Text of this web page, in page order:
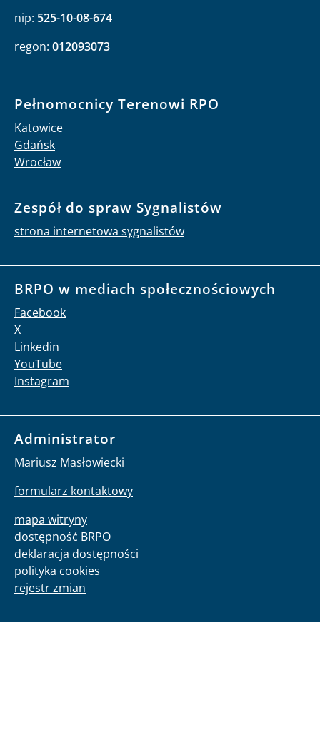
nip: 525-10-08-674
regon: 012093073
Pełnomocnicy Terenowi RPO
Katowice
Gdańsk
Wrocław
Zespół do spraw Sygnalistów
strona internetowa sygnalistów
BRPO w mediach społecznościowych
Facebook
X
Linkedin
YouTube
Instagram
Administrator
Mariusz Masłowiecki
formularz kontaktowy
mapa witryny
dostępność BRPO
deklaracja dostępności
polityka cookies
rejestr zmian